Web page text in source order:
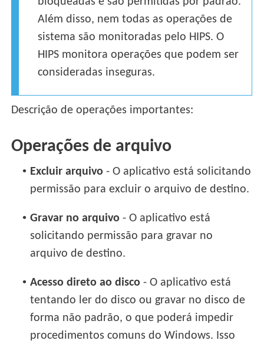
Além disso, nem todas as operações de
sistema são monitoradas pelo HIPS. O
HIPS monitora operações que podem ser
consideradas inseguras.
Descrição de operações importantes:
Operações de arquivo
• Excluir arquivo - O aplicativo está solicitando
permissão para excluir o arquivo de destino.
• Gravar no arquivo - O aplicativo está
solicitando permissão para gravar no
arquivo de destino.
• Acesso direto ao disco - O aplicativo está
tentando ler do disco ou gravar no disco de
forma não padrão, o que poderá impedir
procedimentos comuns do Windows. Isso